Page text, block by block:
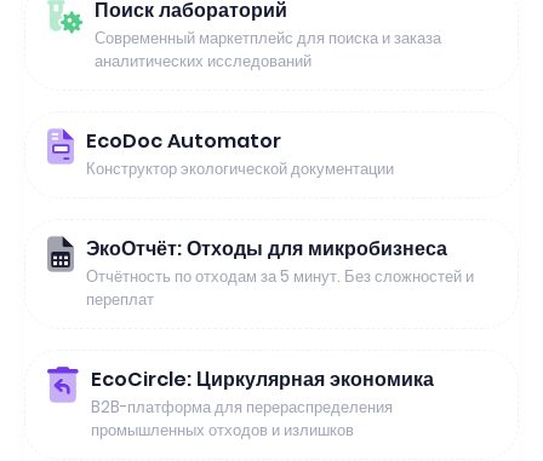
Поиск лабораторий
Современный маркетплейс для поиска и заказа
аналитических исследований
EcoDoc Automator
Конструктор экологической документации
ЭкоОтчёт: Отходы для микробизнеса
Отчётность по отходам за 5 минут. Без сложностей и
переплат
EcoCircle: Циркулярная экономика
B2B-платформа для перераспределения
промышленных отходов и излишков